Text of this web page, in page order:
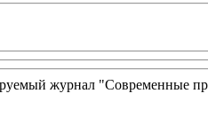
журнал "Современные